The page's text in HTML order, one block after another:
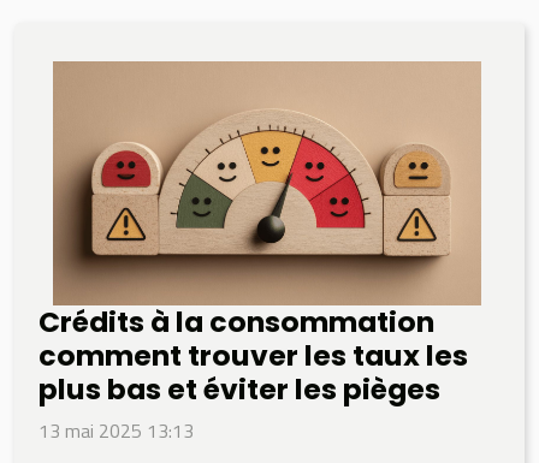
Crédits à la consommation
comment trouver les taux les
plus bas et éviter les pièges
13 mai 2025 13:13